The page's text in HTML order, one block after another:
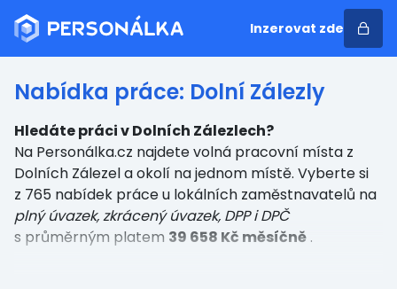
Inzerovat zde
Nabídka práce: Dolní Zálezly
Hledáte práci v Dolních Zálezlech?
Na Personálka.cz najdete volná pracovní místa z
Dolních Zálezel a okolí na jednom místě. Vyberte si
z 765 nabídek práce u lokálních zaměstnavatelů na
plný úvazek, zkrácený úvazek, DPP i DPČ
s průměrným platem 39 658 Kč měsíčně .